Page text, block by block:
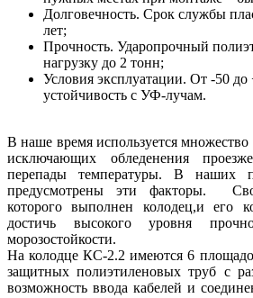
Долговечность. Срок службы
лет;
Прочность. Ударопрочный
нагрузку до 2 тонн;
Условия эксплуатации. От -50 до
устойчивость с УФ-лучам.
В наше время используется множество
исключающих обледенения
перепады температуры. В наших
предусмотрены эти факторы.
которого выполнен колодец,и его
достичь высокого уровня
морозостойкости.
На колодце КС-2.2 имеются 6
защитных полиэтиленовых труб с
возможность ввода кабелей и